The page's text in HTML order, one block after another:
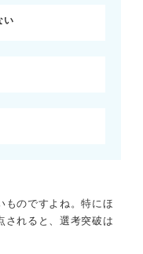
い
ものですよね。特にほ
されると、選考突破は